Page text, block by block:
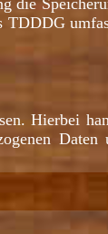
die
TDDDG
Hierbei
Daten